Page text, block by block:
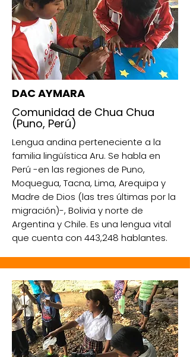
DAC AYMARA
Comunidad de Chua Chua
(Puno, Perú)
Lengua andina perteneciente a la
familia lingüística Aru. Se habla en
Perú -en las regiones de Puno,
Moquegua, Tacna, Lima, Arequipa y
Madre de Dios (las tres últimas por la
migración)-, Bolivia y norte de
Argentina y Chile. Es una lengua vital
que cuenta con 443,248 hablantes.